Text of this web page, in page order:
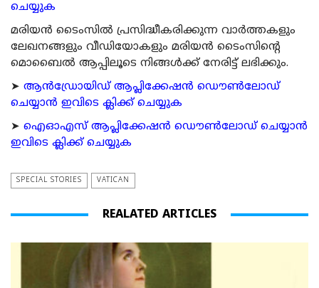
ചെയ്യുക
മരിയന്‍ ടൈംസില്‍ പ്രസിദ്ധീകരിക്കുന്ന വാര്‍ത്തകളും
ലേഖനങ്ങളും വീഡിയോകളും മരിയന്‍ ടൈംസിന്റെ
മൊബൈല്‍ ആപ്പിലൂടെ നിങ്ങള്‍ക്ക് നേരിട്ട് ലഭിക്കും.
➤ ആന്‍ഡ്രോയിഡ് ആപ്ലിക്കേഷന്‍ ഡൌണ്‍ലോഡ്
ചെയ്യാന്‍ ഇവിടെ ക്ലിക്ക് ചെയ്യുക
➤ ഐഓഎസ് ആപ്ലിക്കേഷന്‍ ഡൌണ്‍ലോഡ് ചെയ്യാന്‍
ഇവിടെ ക്ലിക്ക് ചെയ്യുക
SPECIAL STORIES VATICAN
REALATED ARTICLES